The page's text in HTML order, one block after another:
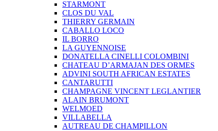
STARMONT
CLOS DU VAL
THIERRY GERMAIN
CABALLO LOCO
IL BORRO
LA GUYENNOISE
DONATELLA CINELLI COLOMBINI
CHATEAU D’ARMAJAN DES ORMES
ADVINI SOUTH AFRICAN ESTATES
CANTARUTTI
CHAMPAGNE VINCENT LEGLANTIER
ALAIN BRUMONT
WELMOED
VILLABELLA
AUTREAU DE CHAMPILLON